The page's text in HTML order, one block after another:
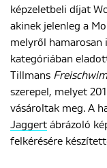
képzeletbeli díjat
akinek jelenleg a
melyről hamarosan
kategóriában
Tillmans
szerepel, melyet
vásároltak meg. A
Jaggert ábrázoló
felkérésére